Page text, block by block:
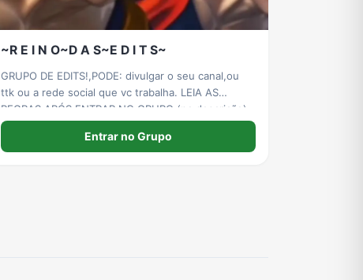
~R E I N O~D A S~E D I T S~
GRUPO DE EDITS!,PODE: divulgar o seu canal,ou
ttk ou a rede social que vc trabalha. LEIA AS
REGRAS APÓS ENTRAR NO GRUPO (na descrição)
Entrar no Grupo